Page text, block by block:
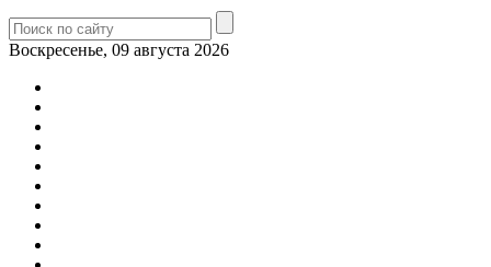
Воскресенье, 09 августа 2026